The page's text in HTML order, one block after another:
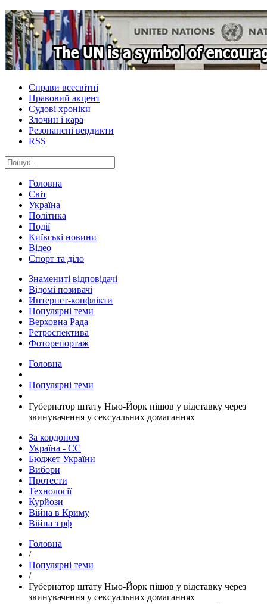
Справи всесвітні
Правовий акцент
Судові хроніки
Злочин і кара
Резонансні вердикти
RSS
Головна
Світ
Україна
Політика
Події
Київські новини
Відео
Спорт та діло
Знамениті відповідачі
Відомі позивачі
Интернет-конфлікти
Популярні теми
Верховна Рада
Ретроспектива
Фоторепортаж
Головна
Популярні теми
​Губернатор штату Нью-Йорк пішов у відставку через
звинувачення у сексуальних домаганнях
За кордоном
Україна - ЄС
Бюджет України
Вибори
Протести
Технології
Курйози
Війна в Криму
Війна з рф
Головна
/
Популярні теми
/
​Губернатор штату Нью-Йорк пішов у відставку через
звинувачення у сексуальних домаганнях